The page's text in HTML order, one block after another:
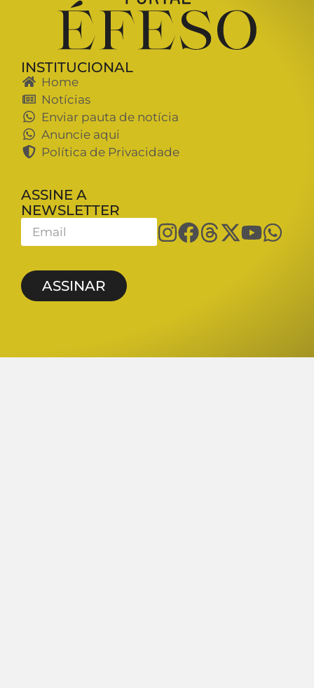
INSTITUCIONAL
Home
Notícias
Enviar pauta de notícia
Anuncie aqui
Política de Privacidade
ASSINE A
NEWSLETTER
ASSINAR